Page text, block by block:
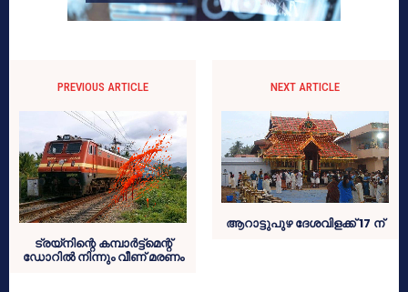
PREVIOUS ARTICLE
ട്രയ്‌നിന്റെ കമ്പാര്‍ട്ട്‌മെന്റ്
ഡോറില്‍ നിന്നും വീണ് മരണം
NEXT ARTICLE
ആറാട്ടുപുഴ ദേശവിളക്ക് 17 ന്